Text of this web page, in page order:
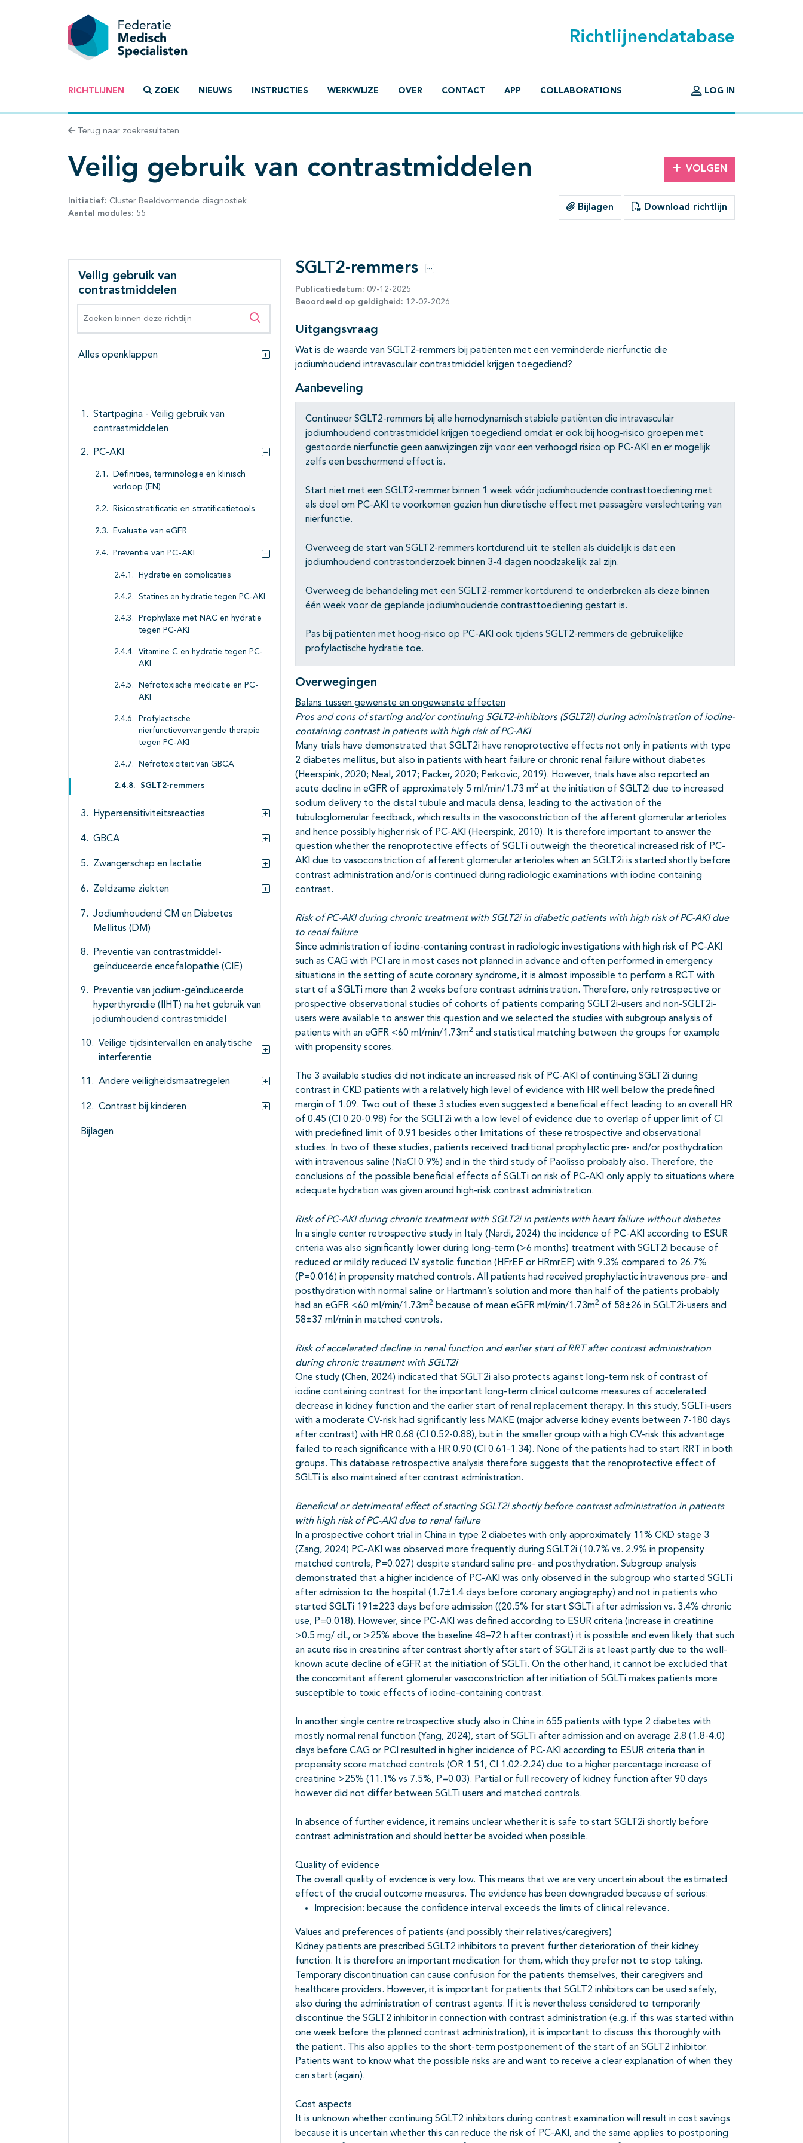
Richtlijnendatabase
RICHTLIJNEN ZOEK NIEUWS INSTRUCTIES WERKWIJZE OVER CONTACT APP COLLABORATIONS LOG IN
Terug naar zoekresultaten
Veilig gebruik van contrastmiddelen VOLGEN
Initiatief: Cluster Beeldvormende diagnostiek
Aantal modules: 55
Bijlagen Download richtlijn
Veilig gebruik van
contrastmiddelen
Zoeken binnen deze richtlijn
Alles openklappen
Alles openklappen
Startpagina - Veilig gebruik van
contrastmiddelen
PC-AKI
Subpagina's open- en dichtklappen
Definities, terminologie en klinisch
verloop (EN)
Risicostratificatie en stratificatietools
Evaluatie van eGFR
Preventie van PC-AKI
Subpagina's open- en dichtklappen
Hydratie en complicaties
Statines en hydratie tegen PC-AKI
Prophylaxe met NAC en hydratie
tegen PC-AKI
Vitamine C en hydratie tegen PC-
AKI
Nefrotoxische medicatie en PC-
AKI
Profylactische
nierfunctievervangende therapie
tegen PC-AKI
Nefrotoxiciteit van GBCA
SGLT2-remmers
Hypersensitiviteitsreacties
Subpagina's open- en dichtklappen
GBCA
Subpagina's open- en dichtklappen
Zwangerschap en lactatie
Subpagina's open- en dichtklappen
Zeldzame ziekten
Jodiumhoudend CM en Diabetes
Mellitus (DM)
Preventie van contrastmiddel-
geïnduceerde encefalopathie (CIE)
Preventie van jodium-geïnduceerde
hyperthyroïdie (IIHT) na het gebruik van
jodiumhoudend contrastmiddel
Veilige tijdsintervallen en analytische
interferentie
Andere veiligheidsmaatregelen
Subpagina's open- en dichtklappen
Contrast bij kinderen
Subpagina's open- en dichtklappen
Bijlagen
SGLT2-remmers Opties
Publicatiedatum: 09-12-2025
Beoordeeld op geldigheid: 12-02-2026
Uitgangsvraag
Wat is de waarde van SGLT2-remmers bij patiënten met een verminderde nierfunctie die
jodiumhoudend intravasculair contrastmiddel krijgen toegediend?
Aanbeveling
Continueer SGLT2-remmers bij alle hemodynamisch stabiele patiënten die intravasculair
jodiumhoudend contrastmiddel krijgen toegediend omdat er ook bij hoog-risico groepen met
gestoorde nierfunctie geen aanwijzingen zijn voor een verhoogd risico op PC-AKI en er mogelijk
zelfs een beschermend effect is.
Start niet met een SGLT2-remmer binnen 1 week vóór jodiumhoudende contrasttoediening met
als doel om PC-AKI te voorkomen gezien hun diuretische effect met passagère verslechtering van
nierfunctie.
Overweeg de start van SGLT2-remmers kortdurend uit te stellen als duidelijk is dat een
jodiumhoudend contrastonderzoek binnen 3-4 dagen noodzakelijk zal zijn.
Overweeg de behandeling met een SGLT2-remmer kortdurend te onderbreken als deze binnen
één week voor de geplande jodiumhoudende contrasttoediening gestart is.
Pas bij patiënten met hoog-risico op PC-AKI ook tijdens SGLT2-remmers de gebruikelijke
profylactische hydratie toe.
Overwegingen
Balans tussen gewenste en ongewenste effecten
Pros and cons of starting and/or continuing SGLT2-inhibitors (SGLT2i) during administration of iodine-
containing contrast in patients with high risk of PC-AKI
Many trials have demonstrated that SGLT2i have renoprotective effects not only in patients with type
2 diabetes mellitus, but also in patients with heart failure or chronic renal failure without diabetes
(Heerspink, 2020; Neal, 2017; Packer, 2020; Perkovic, 2019). However, trials have also reported an
acute decline in eGFR of approximately 5 ml/min/1.73 m2 at the initiation of SGLT2i due to increased
sodium delivery to the distal tubule and macula densa, leading to the activation of the
tubuloglomerular feedback, which results in the vasoconstriction of the afferent glomerular arterioles
and hence possibly higher risk of PC-AKI (Heerspink, 2010). It is therefore important to answer the
question whether the renoprotective effects of SGLTi outweigh the theoretical increased risk of PC-
AKI due to vasoconstriction of afferent glomerular arterioles when an SGLT2i is started shortly before
contrast administration and/or is continued during radiologic examinations with iodine containing
contrast.
Risk of PC-AKI during chronic treatment with SGLT2i in diabetic patients with high risk of PC-AKI due
to renal failure
Since administration of iodine-containing contrast in radiologic investigations with high risk of PC-AKI
such as CAG with PCI are in most cases not planned in advance and often performed in emergency
situations in the setting of acute coronary syndrome, it is almost impossible to perform a RCT with
start of a SGLTi more than 2 weeks before contrast administration. Therefore, only retrospective or
prospective observational studies of cohorts of patients comparing SGLT2i-users and non-SGLT2i-
users were available to answer this question and we selected the studies with subgroup analysis of
patients with an eGFR <60 ml/min/1.73m2 and statistical matching between the groups for example
with propensity scores.
The 3 available studies did not indicate an increased risk of PC-AKI of continuing SGLT2i during
contrast in CKD patients with a relatively high level of evidence with HR well below the predefined
margin of 1.09. Two out of these 3 studies even suggested a beneficial effect leading to an overall HR
of 0.45 (CI 0.20-0.98) for the SGLT2i with a low level of evidence due to overlap of upper limit of CI
with predefined limit of 0.91 besides other limitations of these retrospective and observational
studies. In two of these studies, patients received traditional prophylactic pre- and/or posthydration
with intravenous saline (NaCl 0.9%) and in the third study of Paolisso probably also. Therefore, the
conclusions of the possible beneficial effects of SGLTi on risk of PC-AKI only apply to situations where
adequate hydration was given around high-risk contrast administration.
Risk of PC-AKI during chronic treatment with SGLT2i in patients with heart failure without diabetes
In a single center retrospective study in Italy (Nardi, 2024) the incidence of PC-AKI according to ESUR
criteria was also significantly lower during long-term (>6 months) treatment with SGLT2i because of
reduced or mildly reduced LV systolic function (HFrEF or HRmrEF) with 9.3% compared to 26.7%
(P=0.016) in propensity matched controls. All patients had received prophylactic intravenous pre- and
posthydration with normal saline or Hartmann’s solution and more than half of the patients probably
had an eGFR <60 ml/min/1.73m2 because of mean eGFR ml/min/1.73m2 of 58±26 in SGLT2i-users and
58±37 ml/min in matched controls.
Risk of accelerated decline in renal function and earlier start of RRT after contrast administration
during chronic treatment with SGLT2i
One study (Chen, 2024) indicated that SGLT2i also protects against long-term risk of contrast of
iodine containing contrast for the important long-term clinical outcome measures of accelerated
decrease in kidney function and the earlier start of renal replacement therapy. In this study, SGLTi-users
with a moderate CV-risk had significantly less MAKE (major adverse kidney events between 7-180 days
after contrast) with HR 0.68 (CI 0.52-0.88), but in the smaller group with a high CV-risk this advantage
failed to reach significance with a HR 0.90 (CI 0.61-1.34). None of the patients had to start RRT in both
groups. This database retrospective analysis therefore suggests that the renoprotective effect of
SGLTi is also maintained after contrast administration.
Beneficial or detrimental effect of starting SGLT2i shortly before contrast administration in patients
with high risk of PC-AKI due to renal failure
In a prospective cohort trial in China in type 2 diabetes with only approximately 11% CKD stage 3
(Zang, 2024) PC-AKI was observed more frequently during SGLT2i (10.7% vs. 2.9% in propensity
matched controls, P=0.027) despite standard saline pre- and posthydration. Subgroup analysis
demonstrated that a higher incidence of PC-AKI was only observed in the subgroup who started SGLTi
after admission to the hospital (1.7±1.4 days before coronary angiography) and not in patients who
started SGLTi 191±223 days before admission ((20.5% for start SGLTi after admission vs. 3.4% chronic
use, P=0.018). However, since PC-AKI was defined according to ESUR criteria (increase in creatinine
>0.5 mg/ dL, or >25% above the baseline 48–72 h after contrast) it is possible and even likely that such
an acute rise in creatinine after contrast shortly after start of SGLT2i is at least partly due to the well-
known acute decline of eGFR at the initiation of SGLTi. On the other hand, it cannot be excluded that
the concomitant afferent glomerular vasoconstriction after initiation of SGLTi makes patients more
susceptible to toxic effects of iodine-containing contrast.
In another single centre retrospective study also in China in 655 patients with type 2 diabetes with
mostly normal renal function (Yang, 2024), start of SGLTi after admission and on average 2.8 (1.8-4.0)
days before CAG or PCI resulted in higher incidence of PC-AKI according to ESUR criteria than in
propensity score matched controls (OR 1.51, CI 1.02-2.24) due to a higher percentage increase of
creatinine >25% (11.1% vs 7.5%, P=0.03). Partial or full recovery of kidney function after 90 days
however did not differ between SGLTi users and matched controls.
In absence of further evidence, it remains unclear whether it is safe to start SGLT2i shortly before
contrast administration and should better be avoided when possible.
Quality of evidence
The overall quality of evidence is very low. This means that we are very uncertain about the estimated
effect of the crucial outcome measures. The evidence has been downgraded because of serious:
Imprecision: because the confidence interval exceeds the limits of clinical relevance.
Values ​​and preferences of patients (and possibly their relatives/caregivers)
Kidney patients are prescribed SGLT2 inhibitors to prevent further deterioration of their kidney
function. It is therefore an important medication for them, which they prefer not to stop taking.
Temporary discontinuation can cause confusion for the patients themselves, their caregivers and
healthcare providers. However, it is important for patients that SGLT2 inhibitors can be used safely,
also during the administration of contrast agents. If it is nevertheless considered to temporarily
discontinue the SGLT2 inhibitor in connection with contrast administration (e.g. if this was started within
one week before the planned contrast administration), it is important to discuss this thoroughly with
the patient. This also applies to the short-term postponement of the start of an SGLT2 inhibitor.
Patients want to know what the possible risks are and want to receive a clear explanation of when they
can start (again).
Cost aspects
It is unknown whether continuing SGLT2 inhibitors during contrast examination will result in cost savings
because it is uncertain whether this can reduce the risk of PC-AKI, and the same applies to postponing